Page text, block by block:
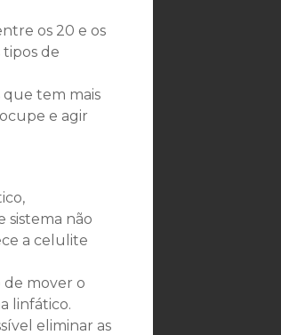
os 20 e os
de
que tem mais
e agir
sistema não
a celulite
mover o
linfático.
eliminar as